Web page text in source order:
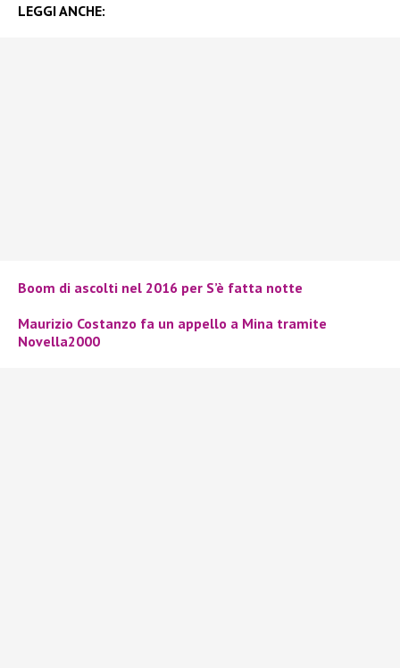
LEGGI ANCHE:
Boom di ascolti nel 2016 per S’è fatta notte
Maurizio Costanzo fa un appello a Mina tramite
Novella2000